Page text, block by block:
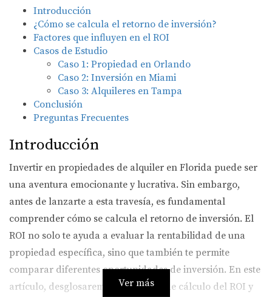
Introducción
¿Cómo se calcula el retorno de inversión?
Factores que influyen en el ROI
Casos de Estudio
Caso 1: Propiedad en Orlando
Caso 2: Inversión en Miami
Caso 3: Alquileres en Tampa
Conclusión
Preguntas Frecuentes
Introducción
Invertir en propiedades de alquiler en Florida puede ser
una aventura emocionante y lucrativa. Sin embargo,
antes de lanzarte a esta travesía, es fundamental
comprender cómo se calcula el retorno de inversión. El
ROI no solo te ayuda a evaluar la rentabilidad de una
propiedad específica, sino que también te permite
comparar diferentes oportunidades de inversión. En este
artículo, desglosaremos el proceso de cálculo del ROI y
Ver más